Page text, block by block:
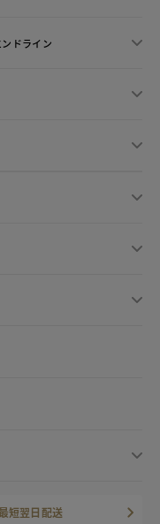
ドライン
短翌日配送